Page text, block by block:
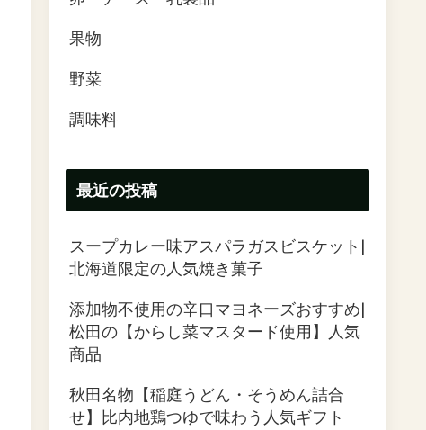
果物
野菜
調味料
最近の投稿
スープカレー味アスパラガスビスケット|
北海道限定の人気焼き菓子
添加物不使用の辛口マヨネーズおすすめ|
松田の【からし菜マスタード使用】人気
商品
秋田名物【稲庭うどん・そうめん詰合
せ】比内地鶏つゆで味わう人気ギフト